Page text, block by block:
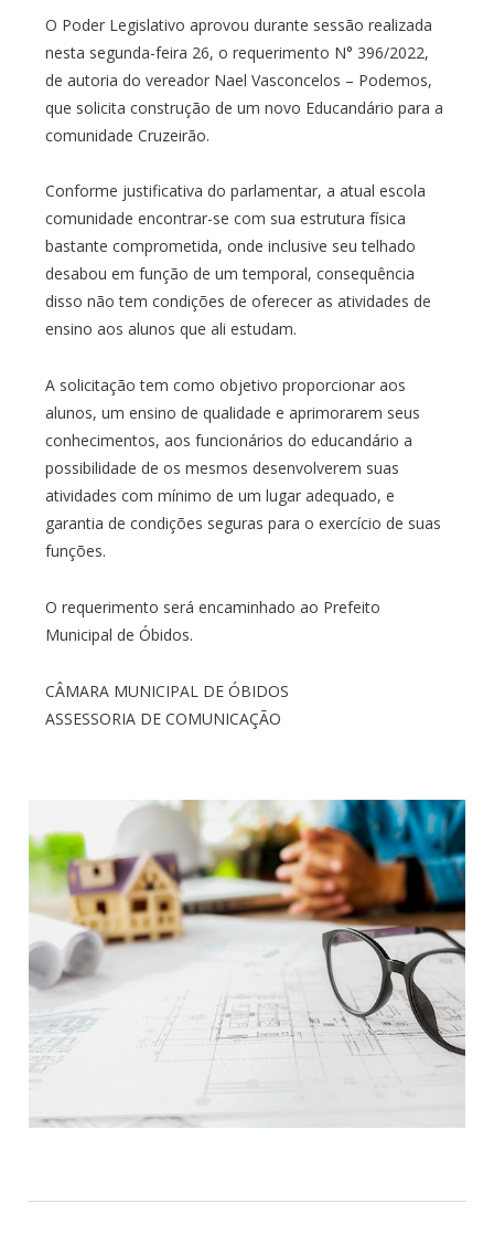
O Poder Legislativo aprovou durante sessão realizada
nesta segunda-feira 26, o requerimento N° 396/2022,
de autoria do vereador Nael Vasconcelos – Podemos,
que solicita construção de um novo Educandário para a
comunidade Cruzeirão.
Conforme justificativa do parlamentar, a atual escola
comunidade encontrar-se com sua estrutura física
bastante comprometida, onde inclusive seu telhado
desabou em função de um temporal, consequência
disso não tem condições de oferecer as atividades de
ensino aos alunos que ali estudam.
A solicitação tem como objetivo proporcionar aos
alunos, um ensino de qualidade e aprimorarem seus
conhecimentos, aos funcionários do educandário a
possibilidade de os mesmos desenvolverem suas
atividades com mínimo de um lugar adequado, e
garantia de condições seguras para o exercício de suas
funções.
O requerimento será encaminhado ao Prefeito
Municipal de Óbidos.
CÂMARA MUNICIPAL DE ÓBIDOS
ASSESSORIA DE COMUNICAÇÃO